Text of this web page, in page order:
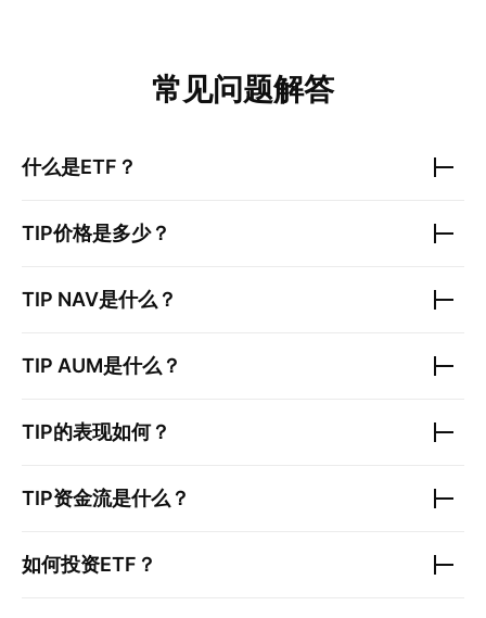
常见问题解答
什么是ETF？
TIP价格是多少？
TIP NAV是什么？
TIP AUM是什么？
TIP的表现如何？
TIP资金流是什么？
如何投资ETF？